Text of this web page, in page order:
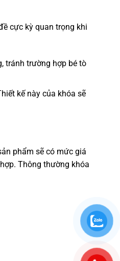
cực kỳ quan trọng khi
tránh trường hợp bé tò
kế này của khóa sẽ
phẩm sẽ có mức giá
Thông thường khóa